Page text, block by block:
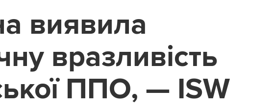
виявила
вразливість
ППО, — ISW